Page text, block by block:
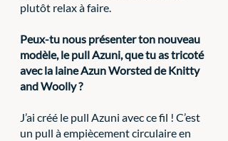
plutôt relax à faire.
Peux-tu nous présenter ton nouveau
modèle, le pull Azuni, que tu as tricoté
avec la laine Azun Worsted de Knitty
and Woolly ?
J’ai créé le pull Azuni avec ce fil ! C’est
un pull à empiècement circulaire en